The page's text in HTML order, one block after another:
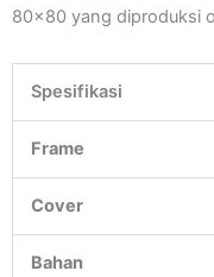
80×80 yang diproduksi
Spesifikasi
Frame
Cover
Bahan